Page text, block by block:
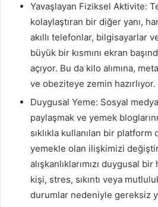
Yavaşlayan Fiziksel Aktivite:
kolaylaştıran bir diğer yanı,
akıllı telefonlar, bilgisayarlar
büyük bir kısmını ekran
açıyor. Bu da kilo alımına,
ve obeziteye zemin hazırlıyor.
Duygusal Yeme: Sosyal
paylaşmak ve yemek
sıklıkla kullanılan bir
yemekle olan ilişkimizi
alışkanlıklarımızı duygusal
kişi, stres, sıkıntı veya
durumlar nedeniyle gereksiz